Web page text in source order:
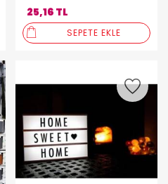
25,16 TL
SEPETE EKLE